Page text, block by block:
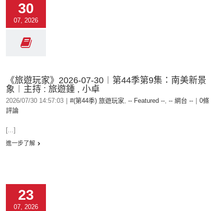
30
07, 2026
《旅遊玩家》2026-07-30︱第44季第9集：南美新景
象︱主持 : 旅遊鍾 , 小卓
2026/07/30 14:57:03 #(第44季) 旅遊玩家, -- Featured --, -- 網台 --
0條
評論
[...]
進一步了解
23
07, 2026